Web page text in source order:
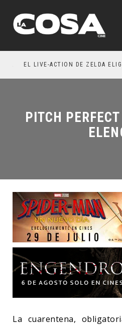
EL LIVE-ACTION DE ZELDA ELIGE
PITCH PERFECT
La cuarentena,